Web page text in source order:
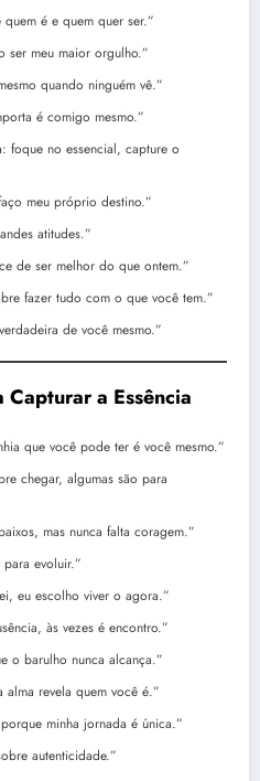
é e quem quer ser.”
ser meu maior orgulho.”
quando ninguém vê.”
é comigo mesmo.”
foque no essencial, capture o
meu próprio destino.”
atitudes.”
de ser melhor do que ontem.”
fazer tudo com o que você tem.”
de você mesmo.”
Capturar a Essência
que você pode ter é você mesmo.”
chegar, algumas são para
mas nunca falta coragem.”
evoluir.”
eu escolho viver o agora.”
às vezes é encontro.”
o barulho nunca alcança.”
alma revela quem você é.”
minha jornada é única.”
autenticidade.”